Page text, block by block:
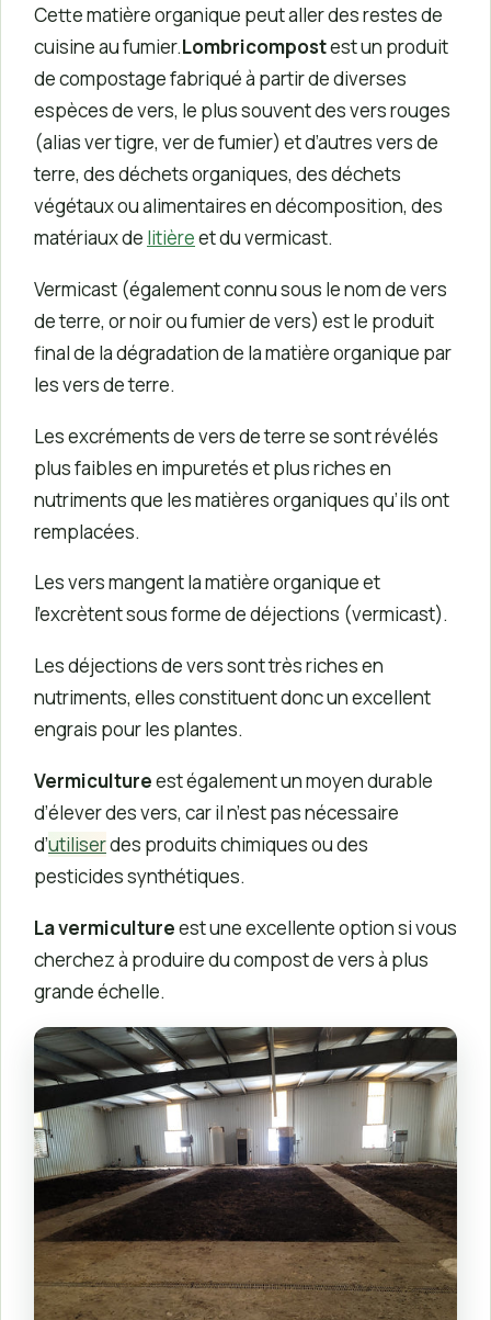
Cette matière organique peut aller des restes de
cuisine au fumier.Lombricompostest un produit
de compostage fabriqué à partir de diverses
espèces de vers, le plus souvent des vers rouges
(alias ver tigre, ver de fumier) et d’autres vers de
terre, des déchets organiques, des déchets
végétaux ou alimentaires en décomposition, des
matériaux de litièreet du vermicast.
Vermicast (également connu sous le nom de vers
de terre, or noir ou fumier de vers) est le produit
final de la dégradation de la matière organique par
les vers de terre.
Les excréments de vers de terre se sont révélés
plus faibles en impuretés et plus riches en
nutriments que les matières organiques qu’ils ont
remplacées.
Les vers mangent la matière organique et
l’excrètent sous forme de déjections (vermicast).
Les déjections de vers sont très riches en
nutriments, elles constituent donc un excellent
engrais pour les plantes.
Vermicultureest également un moyen durable
d’élever des vers, car il n’est pas nécessaire
d’utiliserdes produits chimiques ou des
pesticides synthétiques.
La vermicultureest une excellente option si vous
cherchez à produire du compost de vers à plus
grande échelle.